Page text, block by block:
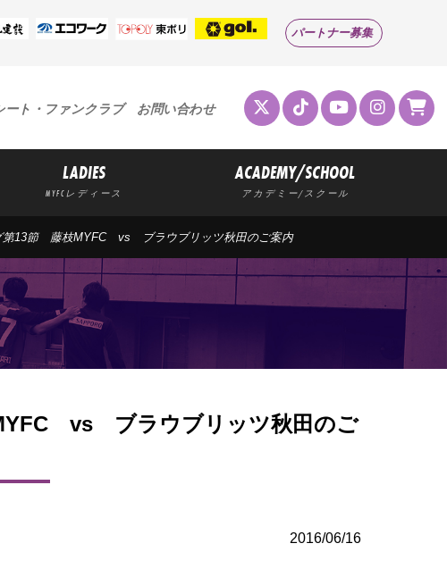
パートナー募集
ート・ファンクラブ お問い合わせ
LADIES
MYFCレディース
ACADEMY/SCHOOL
アカデミー/スクール
第13節 藤枝MYFC vs ブラウブリッツ秋田のご案内
vs ブラウブリッツ秋田のご
2016/06/16